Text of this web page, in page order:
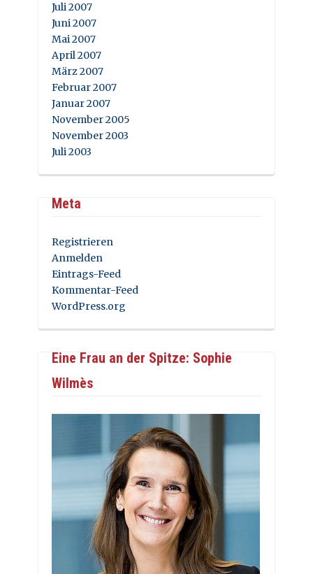
Juli 2007
Juni 2007
Mai 2007
April 2007
März 2007
Februar 2007
Januar 2007
November 2005
November 2003
Juli 2003
Meta
Registrieren
Anmelden
Eintrags-Feed
Kommentar-Feed
WordPress.org
Eine Frau an der Spitze: Sophie
Wilmès